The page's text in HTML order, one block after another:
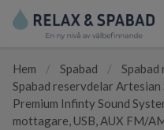
Hem / Spabad /
Spabad reservdelar Artesian
Premium Infinty Sound
mottagare, USB, AUX FM/